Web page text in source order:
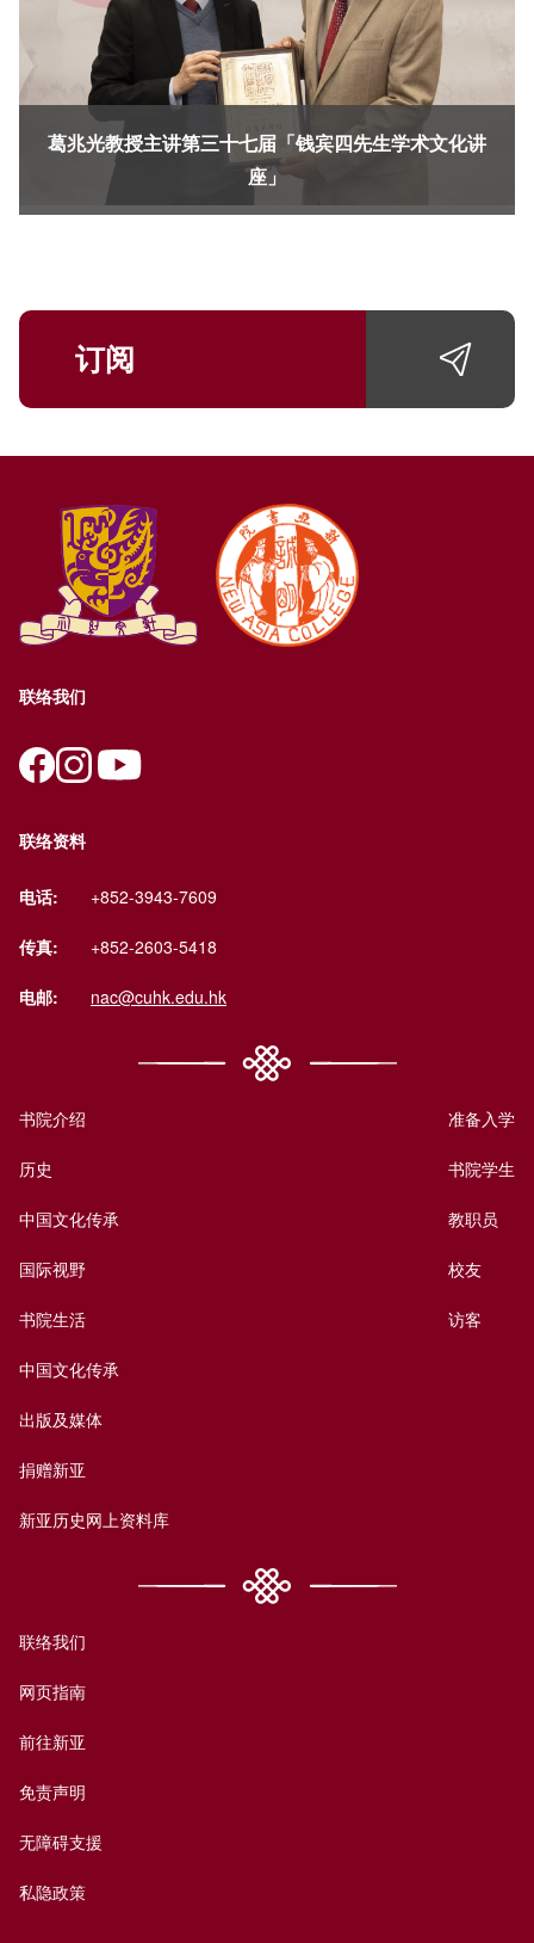
葛兆光教授主讲第三十七届「钱宾四先生学术文化讲
座」
订阅
联络我们
联络资料
电话: +852-3943-7609
传真: +852-2603-5418
电邮: nac@cuhk.edu.hk
书院介绍
历史
中国文化传承
国际视野
书院生活
中国文化传承
出版及媒体
捐赠新亚
新亚历史网上资料库
准备入学
书院学生
教职员
校友
访客
联络我们
网页指南
前往新亚
免责声明
无障碍支援
私隐政策